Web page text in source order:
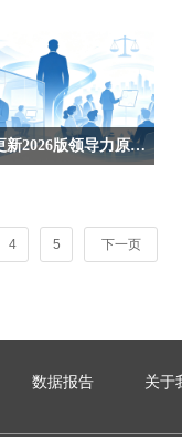
字节更新2026版领导力原则：13条精简到10条，藏着组织对抗熵增的密码
微调，实则是一套完整
理升级方案。很多企业
代，条条对准真实管理
。
4 5 下一页
数据报告 关于